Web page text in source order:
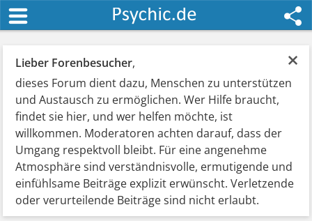
×
Lieber Forenbesucher,
dieses Forum dient dazu, Menschen zu unterstützen
und Austausch zu ermöglichen. Wer Hilfe braucht,
findet sie hier, und wer helfen möchte, ist
willkommen. Moderatoren achten darauf, dass der
Umgang respektvoll bleibt. Für eine angenehme
Atmosphäre sind verständnisvolle, ermutigende und
einfühlsame Beiträge explizit erwünscht. Verletzende
oder verurteilende Beiträge sind nicht erlaubt.